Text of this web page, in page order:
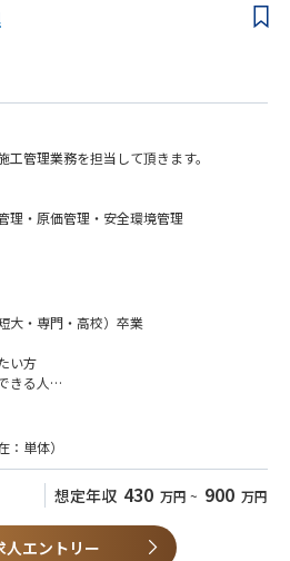
ば遠距離通勤が可能になり職業の選択肢が
イバーとして働いて収入を増やせる人、普
が多くいます。
管理業務を担当して頂きます。
理・原価管理・安全環境管理
（インドネシア、ベトナム、シンガポー
としては工場、物流倉庫、劇場などで
大・専門・高校）卒業
い方
きる人
：単体）
想定年収 430 万円 ~ 900 万円
人エントリー